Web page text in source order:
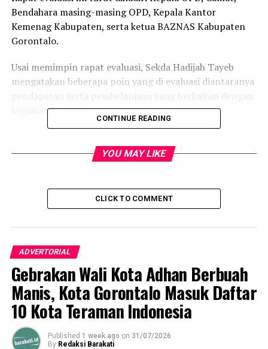
Bendahara masing-masing OPD, Kepala Kantor
Kemenag Kabupaten, serta ketua BAZNAS Kabupaten
Gorontalo.
Usai memimpin rapat evaluasi, Sekda Hadijah Tayeb
mengatakan beberapa poin yang di evaluasi diantaranya
pendapatan serta pembelanjaan yang berkaitan dengan
kegiatan Baznas.
acuan pemerintah daerah untuk melakukan kegiatan
melalui baznas ini tahun 2020 dan tentunya bisa
dan Camat dalam membantu kaum dhuafa. Ujarnya.
ini perlu ditingkatkan lagi.
“Dengan langkah – langkah teknis kita akan giatkan
kembali pengumpulan dana baznas ini, dan ini
merupakan penilaian kinerja Bupati Gorontalo bagi OPD
dan camat agar bisa meningkatkan pendapatan basnaz”,
tandas Hadijah.
CONTINUE READING
YOU MAY LIKE
CLICK TO COMMENT
ADVERTORIAL
Gebrakan Wali Kota Adhan Berbuah
Manis, Kota Gorontalo Masuk Daftar
10 Kota Teraman Indonesia
Published 1 week ago on 31/07/2026
By Redaksi Barakati